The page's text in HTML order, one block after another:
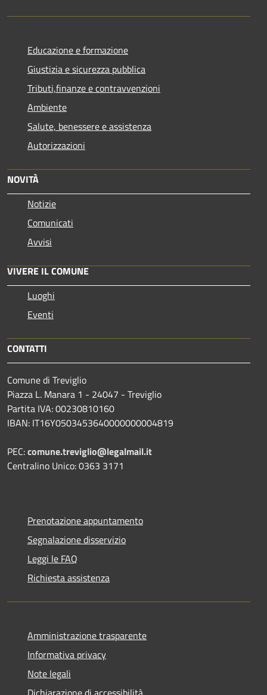
Educazione e formazione
Giustizia e sicurezza pubblica
Tributi,finanze e contravvenzioni
Ambiente
Salute, benessere e assistenza
Autorizzazioni
NOVITÀ
Notizie
Comunicati
Avvisi
VIVERE IL COMUNE
Luoghi
Eventi
CONTATTI
Comune di Treviglio
Piazza L. Manara 1 - 24047 - Treviglio
Partita IVA: 00230810160
IBAN: IT16Y0503453640000000004819
PEC:comune.treviglio@legalmail.it
Centralino Unico: 0363 3171
Prenotazione appuntamento
Segnalazione disservizio
Leggi le FAQ
Richiesta assistenza
Amministrazione trasparente
Informativa privacy
Note legali